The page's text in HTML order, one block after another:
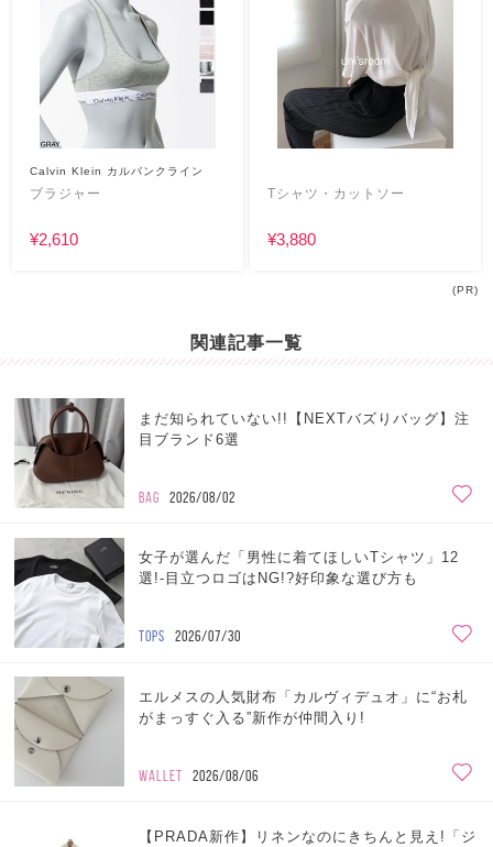
Calvin Klein カルバンクライン
ブラジャー
¥2,610
Tシャツ・カットソー
¥3,880
(PR)
関連記事一覧
まだ知られていない!!【NEXTバズりバッグ】注
目ブランド6選
BAG 2026/08/02
女子が選んだ「男性に着てほしいTシャツ」12
選!-目立つロゴはNG!?好印象な選び方も
TOPS 2026/07/30
エルメスの人気財布「カルヴィデュオ」に“お札
がまっすぐ入る”新作が仲間入り!
WALLET 2026/08/06
【PRADA新作】リネンなのにきちんと見え!「ジ